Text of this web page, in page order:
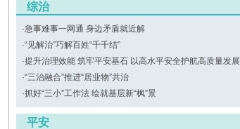
综治
·急事难事一网通 身边矛盾就近解
·“见解治”巧解百姓“千千结”
·提升治理效能 筑牢平安基石 以高水平安全护航高质量发展
·“三治融合”推进“居业物”共治
·抓好“三小”工作法 绘就基层新“枫”景
平安